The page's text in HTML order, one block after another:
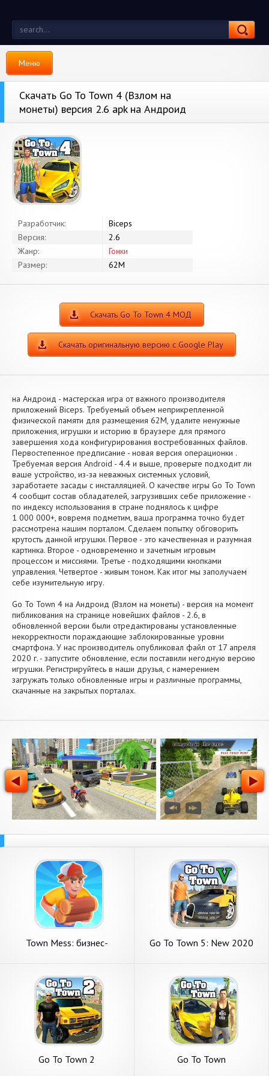
Меню
Скачать Go To Town 4 (Взлом на
монеты) версия 2.6 apk на Андроид
Разработчик:
Biceps
Версия:
2.6
Жанр:
Гонки
Размер:
62M
Скачать Go To Town 4 МОД
Скачать оригинальную версию с Google Play
на Андроид - мастерская игра от важного производителя
приложений Biceps. Требуемый объем неприкрепленной
физической памяти для размещения 62M, удалите ненужные
приложения, игрушки и историю в браузере для прямого
завершения хода конфигурирования востребованных файлов.
Первостепенное предписание - новая версия операционки .
Требуемая версия Android - 4.4 и выше, проверьте подходит ли
ваше устройство, из-за неважных системных условий,
заработаете засады с инсталляцией. О качестве игры Go To Town
4 сообщит состав обладателей, загрузивших себе приложение -
по индексу использования в стране поднялось к цифре
1 000 000+, вовремя подметим, ваша программа точно будет
рассмотрена нашим порталом. Сделаем попытку обговорить
крутость данной игрушки. Первое - это качественная и разумная
картинка. Второе - одновременно и зачетным игровым
процессом и миссиями. Третье - подходящими кнопками
управления. Четвертое - живым тоном. Как итог мы заполучаем
себе изумительную игру.
Go To Town 4 на Андроид (Взлом на монеты) - версия на момент
пибликования на странице новейших файлов - 2.6, в
обновленной версии были отредактированы установленные
некорректности пораждающие заблокированные уровни
смартфона. У нас производитель опубликовал файл от 17 апреля
2020 г. - запустите обновление, если поставили негодную версию
игрушки. Регистрируйтесь в наши друзья, с намерением
загружать только обновленные игры и различные программы,
скачанные на закрытых порталах.
Town Mess: бизнес-
Go To Town 5: New 2020
Go To Town 2 Go To Town